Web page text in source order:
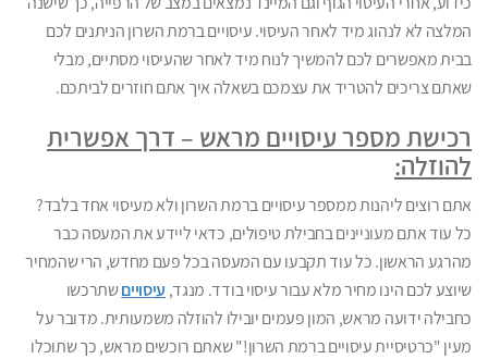
המלצה לא לנהוג מיד לאחר העיסוי. עיסויים ברמת השרון הניתנים לכם
בבית מאפשרים לכם להמשיך לנוח מיד לאחר שהעיסוי מסתיים, מבלי
שאתם צריכים להטריד את עצמכם בשאלה איך אתם חוזרים לביתכם.
רכישת מספר עיסויים מראש – דרך אפשרית
להוזלה:
אתם רוצים ליהנות ממספר עיסויים ברמת השרון ולא מעיסוי אחד בלבד?
כל עוד אתם מעוניינים בחבילת טיפולים, כדאי ליידע את המעסה כבר
מהרגע הראשון. כל עוד תקבעו עם המעסה בכל פעם מחדש, הרי שהמחיר
שיוצע לכם הינו מחיר מלא עבור עיסוי בודד. מנגד, עיסוייםשתרכשו
כחבילה ידועה מראש, המון פעמים יובילו להוזלה משמעותית. מדובר על
מעין "כרטיסיית עיסויים ברמת השרון!" שאתם רוכשים מראש, כך שתוכלו